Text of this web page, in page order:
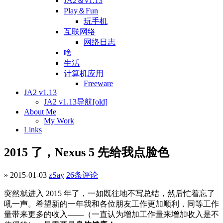
Play＆Fun
玩手机
互联网络
网络日志
啥
生活
计算机应用
Freeware
JA2 v1.13
JA2 v1.13导航[old]
About Me
My Work
Links
2015 了，Nexus 5 先给我点脸色
» 2015-01-03 zSay 26条评论
突然就进入 2015 年了，一如既往地不写总结，然后忙着忘了
吼一声。希望新的一年我和各位朋友工作更加顺利，同等工作
量带来更多的收入——（一直认为增加工作量来增加收入是不